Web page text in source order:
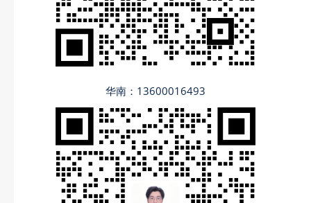
华南：13600016493